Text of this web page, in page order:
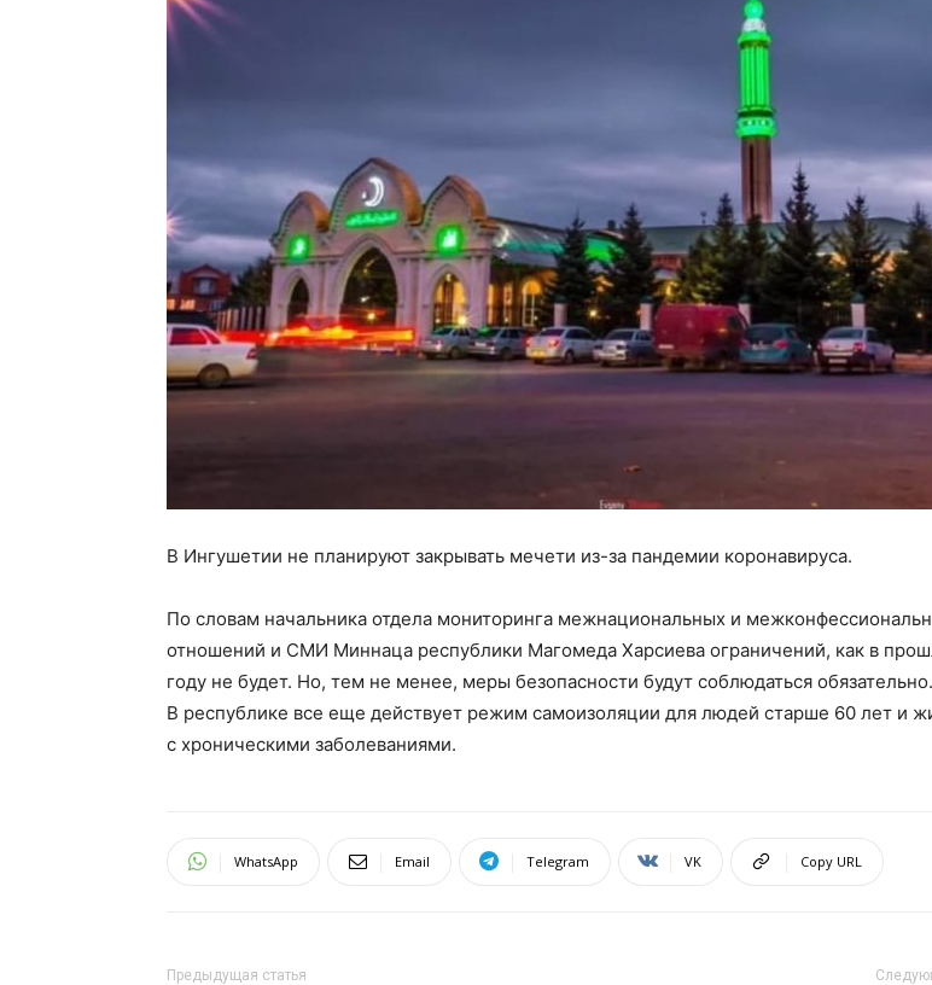
В Ингушетии не планируют закрывать мечети из-за пандемии коронавируса.
По словам начальника отдела мониторинга межнациональных и
отношений и СМИ Миннаца республики Магомеда Харсиева ограничений, как в
году не будет. Но, тем не менее, меры безопасности будут соблюдаться обязательно.
В республике все еще действует режим самоизоляции для людей старше 60 лет и
с хроническими заболеваниями.
WhatsApp Email Telegram VK Copy URL
Предыдущая статья